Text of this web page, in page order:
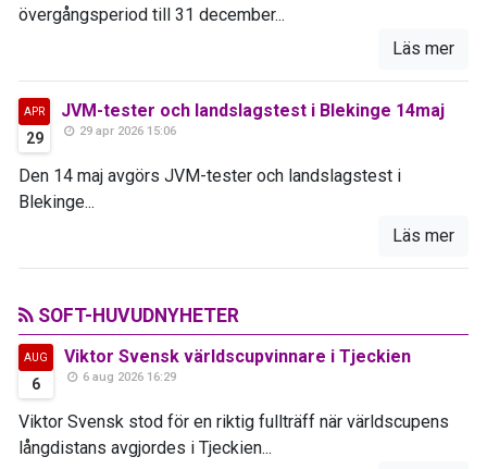
övergångsperiod till 31 december...
Läs mer
APR
29
JVM-tester och landslagstest i Blekinge 14maj
29 apr 2026 15:06
Den 14 maj avgörs JVM-tester och landslagstest i
Blekinge...
Läs mer
SOFT-HUVUDNYHETER
AUG
6
Viktor Svensk världscupvinnare i Tjeckien
6 aug 2026 16:29
Viktor Svensk stod för en riktig fullträff när världscupens
långdistans avgjordes i Tjeckien...